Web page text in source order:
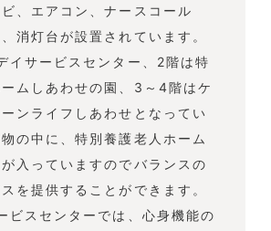
、エアコン、ナースコール
、消灯台が設置されています。
イサービスセンター、2階は特
ムしあわせの園、3～4階はケ
ンライフしあわせとなってい
の中に、特別養護老人ホーム
入っていますのでバランスの
を提供することができます。
ビスセンターでは、心身機能の